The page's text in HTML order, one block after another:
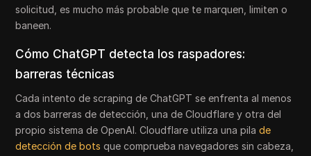
solicitud, es mucho más probable que te marquen, limiten o
baneen.
Cómo ChatGPT detecta los raspadores:
barreras técnicas
Cada intento de scraping de ChatGPT se enfrenta al menos
a dos barreras de detección, una de Cloudflare y otra del
propio sistema de OpenAI. Cloudflare utiliza una pilade
detección de bots que comprueba navegadores sin cabeza,